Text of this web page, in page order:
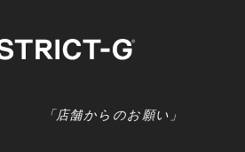
「店舗からのお願い」